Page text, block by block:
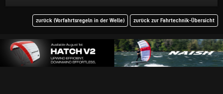
zurück (Vorfahrtsregeln in der Welle) zurück zur Fahrtechnik-Übersicht